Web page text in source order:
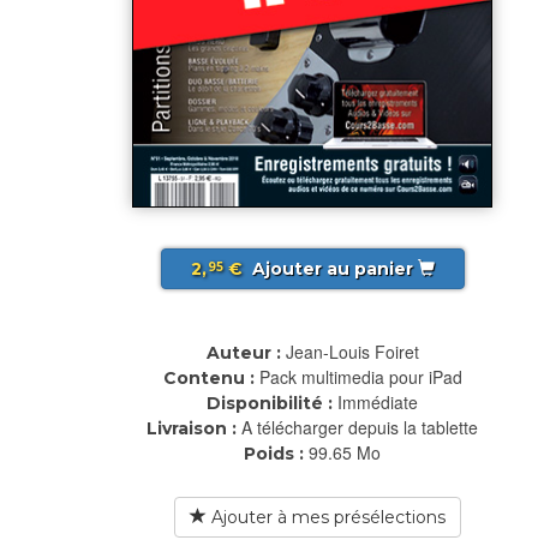
2,95€ Ajouter au panier
Auteur : Jean-Louis Foiret
Contenu : Pack multimedia pour iPad
Disponibilité : Immédiate
Livraison : A télécharger depuis la tablette
Poids : 99.65 Mo
Ajouter à mes présélections